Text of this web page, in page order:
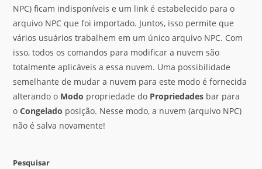
NPC) ficam indisponíveis e um link é estabelecido para o
arquivo NPC que foi importado. Juntos, isso permite que
vários usuários trabalhem em um único arquivo NPC. Com
isso, todos os comandos para modificar a nuvem são
totalmente aplicáveis a essa nuvem. Uma possibilidade
semelhante de mudar a nuvem para este modo é fornecida
alterando o Modo propriedade do Propriedades bar para
oCongelado posição. Nesse modo, a nuvem (arquivo NPC)
não é salva novamente!
Pesquisar